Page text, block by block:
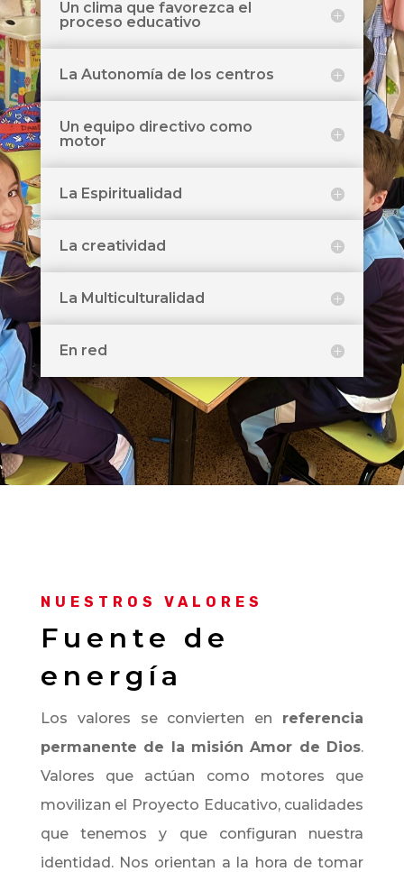
Un clima que favorezca el
proceso educativo
La Autonomía de los centros
Un equipo directivo como
motor
La Espiritualidad
La creatividad
La Multiculturalidad
En red
NUESTROS VALORES
Fuente de
energía
Los valores se convierten en
referencia
permanente de la misión Amor de Dios.
Valores que actúan como motores que
movilizan el Proyecto Educativo, cualidades
que tenemos y que configuran nuestra
identidad. Nos orientan a la hora de tomar